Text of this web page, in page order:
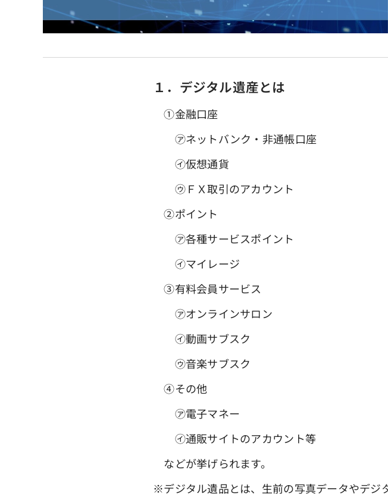
１．デジタル遺産とは
①金融口座
㋐ネットバンク・非通帳口座
㋑仮想通貨
㋒ＦＸ取引のアカウント
➁ポイント
㋐各種サービスポイント
㋑マイレージ
③有料会員サービス
㋐オンラインサロン
㋑動画サブスク
㋒音楽サブスク
④その他
㋐電子マネー
㋑通販サイトのアカウント等
などが挙げられます。
※デジタル遺品とは、生前の写真データやデジ